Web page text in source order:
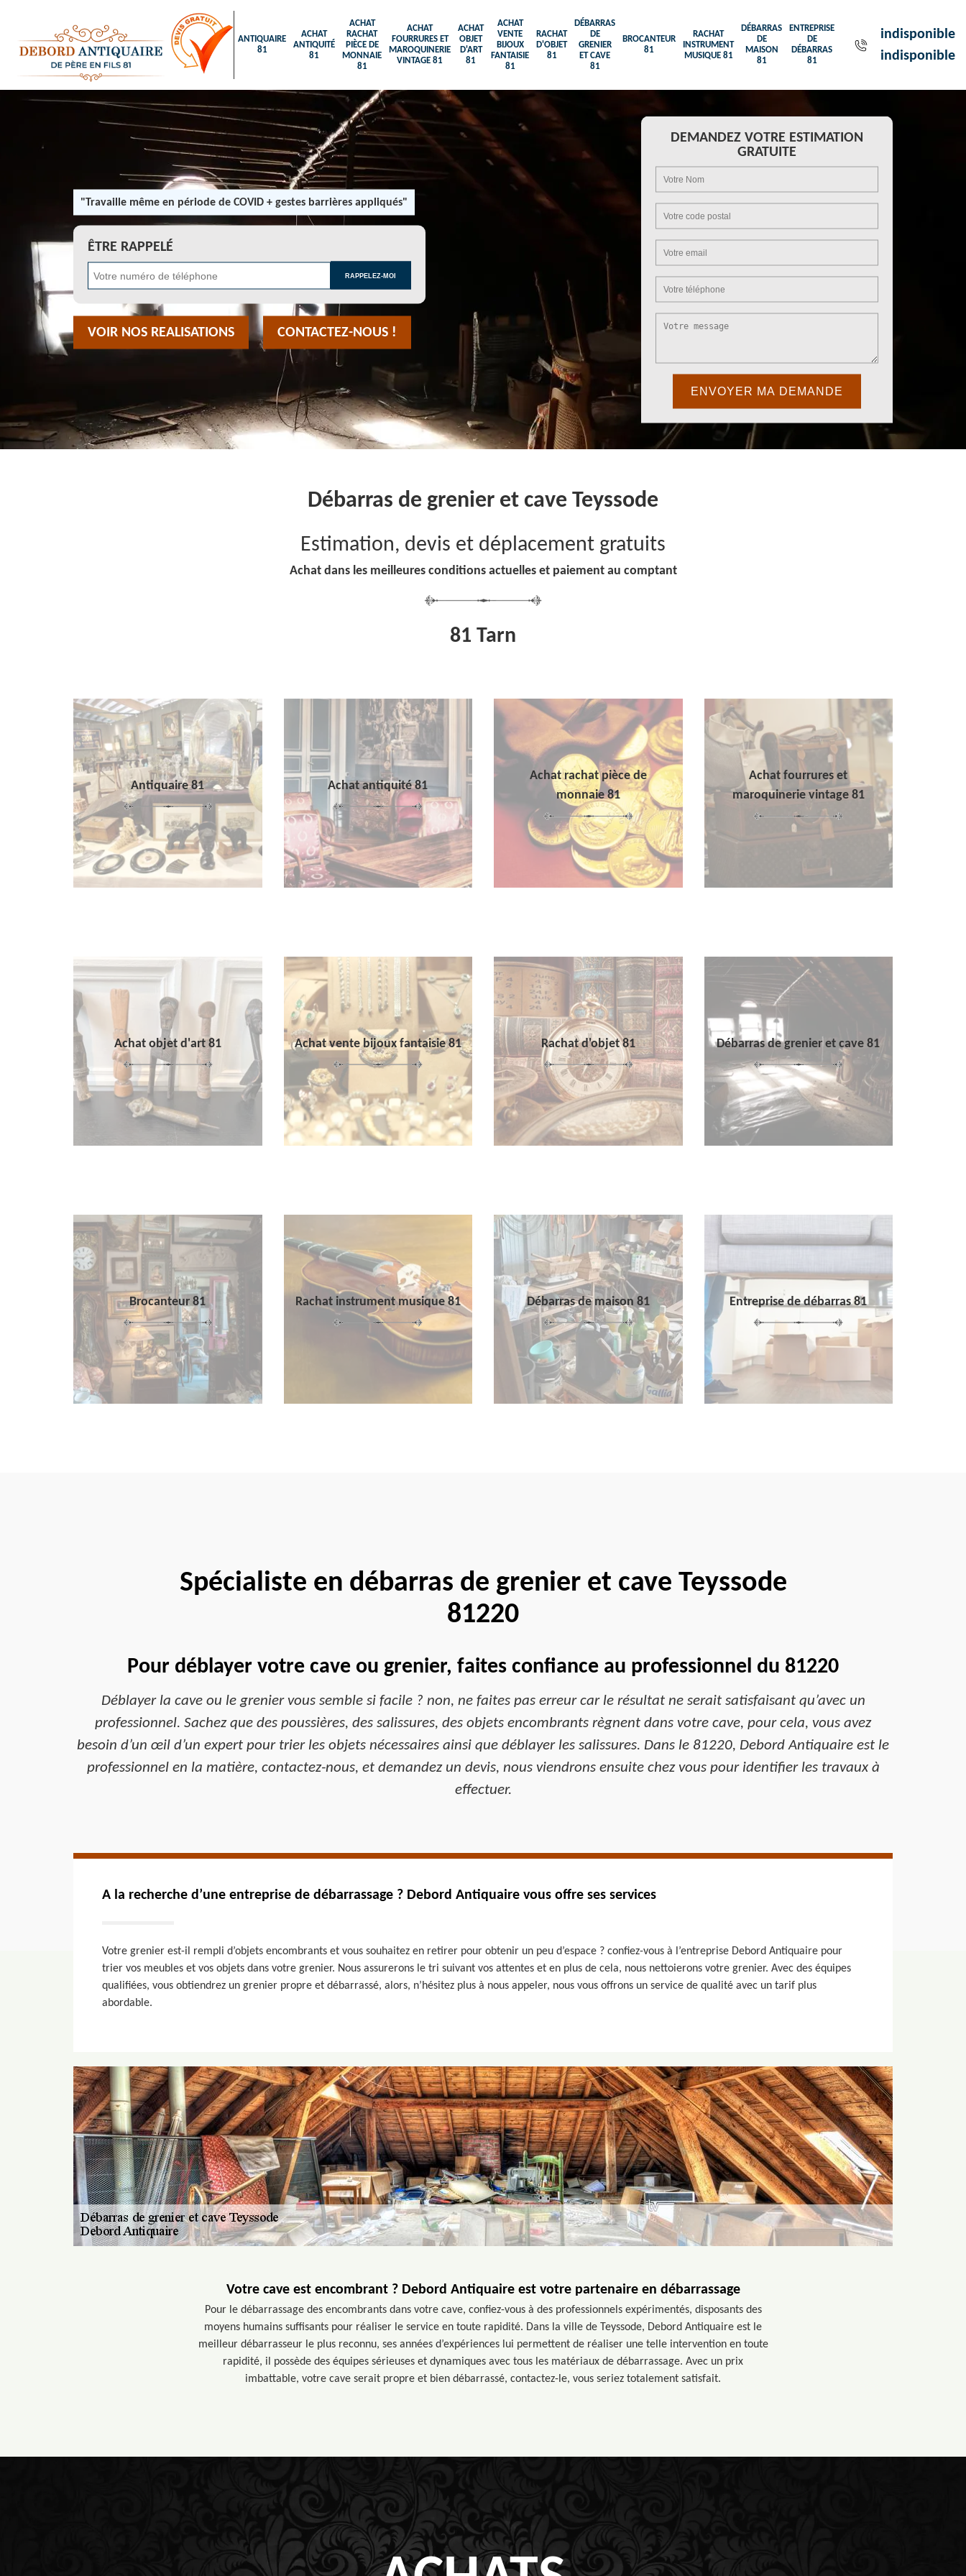
ANTIQUAIRE
81
ACHAT
ANTIQUITÉ
81
ACHAT
RACHAT
PIÈCE DE
MONNAIE
81
ACHAT
FOURRURES ET
MAROQUINERIE
VINTAGE 81
ACHAT
OBJET
D'ART
81
ACHAT
VENTE
BIJOUX
FANTAISIE
81
RACHAT
D'OBJET
81
DÉBARRAS
DE
GRENIER
ET CAVE
81
BROCANTEUR
81
RACHAT
INSTRUMENT
MUSIQUE 81
DÉBARRAS
DE
MAISON
81
ENTREPRISE
DE
DÉBARRAS
81
indisponible
indisponible
"Travaille même en période de COVID + gestes barrières appliqués"
ÊTRE RAPPELÉ
VOIR NOS REALISATIONS CONTACTEZ-NOUS !
DEMANDEZ VOTRE ESTIMATION
GRATUITE
Débarras de grenier et cave Teyssode
Estimation, devis et déplacement gratuits
Achat dans les meilleures conditions actuelles et paiement au comptant
81 Tarn
Antiquaire 81 Achat antiquité 81
Achat rachat pièce de
monnaie 81
Achat fourrures et
maroquinerie vintage 81
Achat objet d'art 81 Achat vente bijoux fantaisie 81 Rachat d'objet 81 Débarras de grenier et cave 81
Brocanteur 81 Rachat instrument musique 81 Débarras de maison 81 Entreprise de débarras 81
Spécialiste en débarras de grenier et cave Teyssode
81220
Pour déblayer votre cave ou grenier, faites confiance au professionnel du 81220
Déblayer la cave ou le grenier vous semble si facile ? non, ne faites pas erreur car le résultat ne serait satisfaisant qu’avec un
professionnel. Sachez que des poussières, des salissures, des objets encombrants règnent dans votre cave, pour cela, vous avez
besoin d’un œil d’un expert pour trier les objets nécessaires ainsi que déblayer les salissures. Dans le 81220, Debord Antiquaire est le
professionnel en la matière, contactez-nous, et demandez un devis, nous viendrons ensuite chez vous pour identifier les travaux à
effectuer.
A la recherche d’une entreprise de débarrassage ? Debord Antiquaire vous offre ses services
Votre grenier est-il rempli d’objets encombrants et vous souhaitez en retirer pour obtenir un peu d’espace ? confiez-vous à l’entreprise Debord Antiquaire pour
trier vos meubles et vos objets dans votre grenier. Nous assurerons le tri suivant vos attentes et en plus de cela, nous nettoierons votre grenier. Avec des équipes
qualifiées, vous obtiendrez un grenier propre et débarrassé, alors, n’hésitez plus à nous appeler, nous vous offrons un service de qualité avec un tarif plus
abordable.
Votre cave est encombrant ? Debord Antiquaire est votre partenaire en débarrassage
Pour le débarrassage des encombrants dans votre cave, confiez-vous à des professionnels expérimentés, disposants des
moyens humains suffisants pour réaliser le service en toute rapidité. Dans la ville de Teyssode, Debord Antiquaire est le
meilleur débarrasseur le plus reconnu, ses années d’expériences lui permettent de réaliser une telle intervention en toute
rapidité, il possède des équipes sérieuses et dynamiques avec tous les matériaux de débarrassage. Avec un prix
imbattable, votre cave serait propre et bien débarrassé, contactez-le, vous seriez totalement satisfait.